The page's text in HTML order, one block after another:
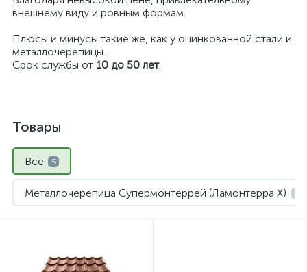
внешнему виду и ровным формам.
Плюсы и минусы такие же, как у оцинкованной стали и
металлочерепицы.
Срок службы от 10 до 50 лет.
Товары
Все 5
Металлочерепица Супермонтеррей (Ламонтерра X)